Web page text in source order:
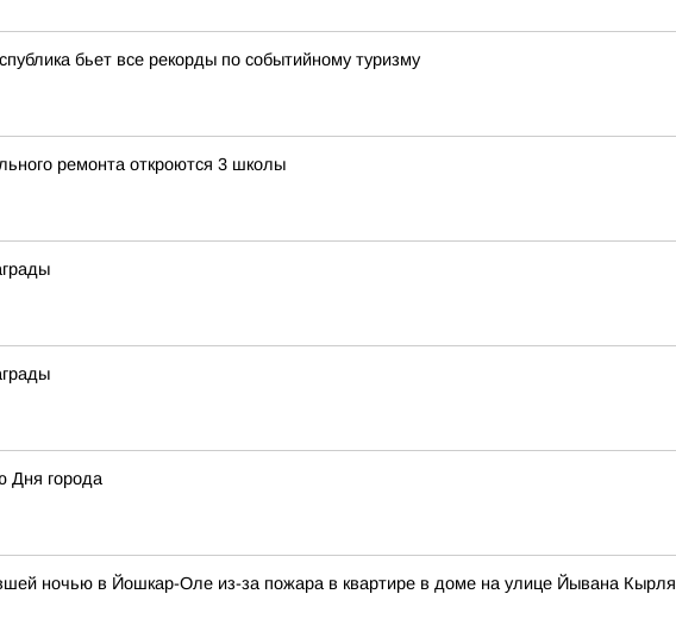
бьет все рекорды по событийному туризму
ремонта откроются 3 школы
Дня города
ночью в Йошкар-Оле из-за пожара в квартире в доме на улице Йывана Кырля